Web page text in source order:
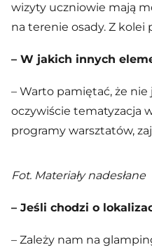
wizyty uczniowie mają
na terenie osady. Z
– W jakich innych
– Warto pamiętać, że
oczywiście tematyzacja
programy warsztatów,
Fot. Materiały nadesłane
– Jeśli chodzi o
– Zależy nam na